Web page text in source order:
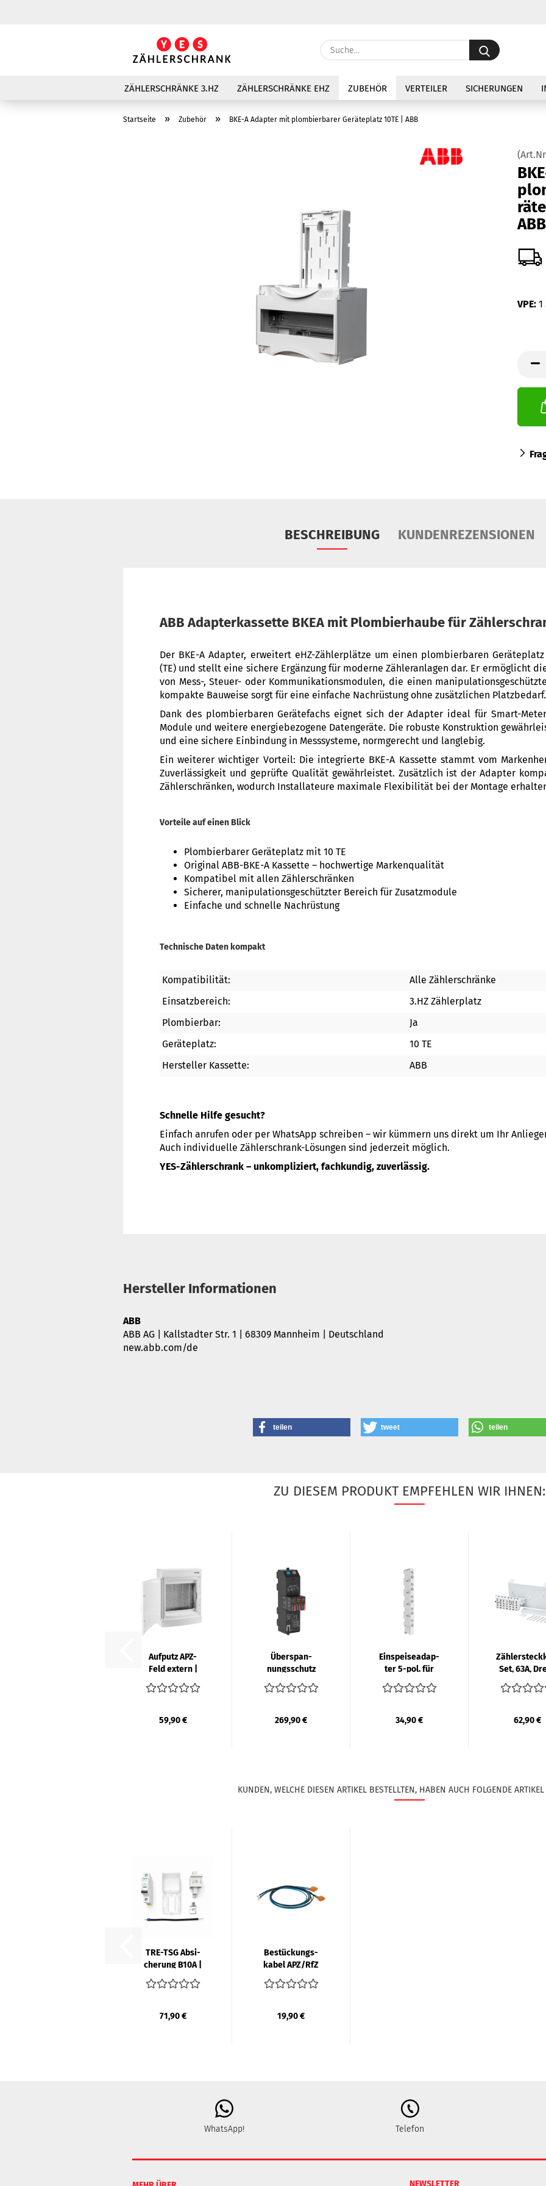
Lieferland
Suche...
ZÄHLERSCHRÄNKE 3.HZ ZÄHLERSCHRÄNKE EHZ ZUBEHÖR VERTEILER SICHERUNGEN
Startseite » Zubehör » BKE-A Adapter mit plombierbarer Geräteplatz 10TE | ABB
ABB
VPE: 1
BESCHREIBUNG KUNDENREZENSIONEN
ABB Adapterkassette BKEA mit Plombierhaube für
Der BKE-A Adapter, erweitert eHZ-Zählerplätze um einen plombierbaren
(TE) und stellt eine sichere Ergänzung für moderne Zähleranlagen dar. Er ermöglicht
von Mess-, Steuer- oder Kommunikationsmodulen, die einen
kompakte Bauweise sorgt für eine einfache Nachrüstung ohne zusätzlichen Platzbedarf.
Dank des plombierbaren Gerätefachs eignet sich der Adapter ideal für Smart-
Module und weitere energiebezogene Datengeräte. Die robuste Konstruktion
und eine sichere Einbindung in Messsysteme, normgerecht und langlebig.
Ein weiterer wichtiger Vorteil: Die integrierte BKE-A Kassette stammt vom
Zuverlässigkeit und geprüfte Qualität gewährleistet. Zusätzlich ist der Adapter
Zählerschränken, wodurch Installateure maximale Flexibilität bei der Montage
Vorteile auf einen Blick
Plombierbarer Geräteplatz mit 10 TE
Original ABB-BKE-A Kassette – hochwertige Markenqualität
Kompatibel mit allen Zählerschränken
Sicherer, manipulationsgeschützter Bereich für Zusatzmodule
Einfache und schnelle Nachrüstung
Technische Daten kompakt
Kompatibilität:
Alle Zählerschränke
Einsatzbereich:
3.HZ Zählerplatz
Plombierbar:
Ja
Geräteplatz:
10 TE
Hersteller Kassette:
ABB
Schnelle Hilfe gesucht?
Einfach anrufen oder per WhatsApp schreiben – wir kümmern uns direkt um Ihr
Auch individuelle Zählerschrank-Lösungen sind jederzeit möglich.
YES-Zählerschrank – unkompliziert, fachkundig, zuverlässig.
Hersteller Informationen
ABB
ABB AG | Kallstadter Str. 1 | 68309 Mannheim | Deutschland
new.abb.com/de
teilen tweet teilen
ZU DIESEM PRODUKT EMPFEHLEN WIR IHNEN:
Auf­putz APZ-​
Feld ex­tern |
SCHRACK
59,90 €
Über­span­
nungs­schutz
mit Span­nungs­
ab­griff B6A
269,90 €
Ein­spei­se­ad­ap­
ter 5-pol. für
SaS 40mm
12x5mm | ABN
34,90 €
Set, 63A,
mit
62,90 €
KUNDEN, WELCHE DIESEN ARTIKEL BESTELLTEN, HABEN AUCH FOLGENDE ARTIKEL
TRE-​TSG Ab­si­
che­rung B10A |
SCHNEI­DER
71,90 €
Be­stü­ckungs­
ka­bel APZ/RfZ
19,90 €
WhatsApp! Telefon
NEWSLETTER